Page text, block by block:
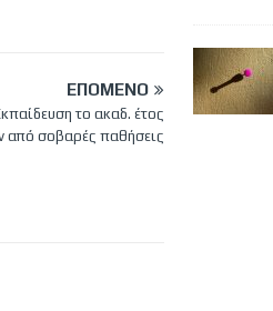
ΕΠΌΜΕΝΟ
το ακαδ. έτος
σοβαρές παθήσεις